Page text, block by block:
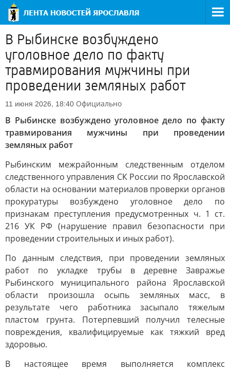
В Рыбинске возбуждено
уголовное дело по факту
травмирования мужчины при
проведении земляных работ
11 июня 2026, 18:40 Официально
В Рыбинске возбуждено уголовное дело по факту
травмирования мужчины при проведении
земляных работ
Рыбинским межрайонным следственным отделом
следственного управления СК России по Ярославской
области на основании материалов проверки органов
прокуратуры возбуждено уголовное дело по
признакам преступления предусмотренных ч. 1 ст.
216 УК РФ (нарушение правил безопасности при
проведении строительных и иных работ).
По данным следствия, при проведении земляных
работ по укладке трубы в деревне Завражье
Рыбинского муниципального района Ярославской
области произошла осыпь земляных масс, в
результате чего работника засыпало тяжелым
пластом грунта. Потерпевший получил телесные
повреждения, квалифицируемые как тяжкий вред
здоровью.
В настоящее время выполняется комплекс